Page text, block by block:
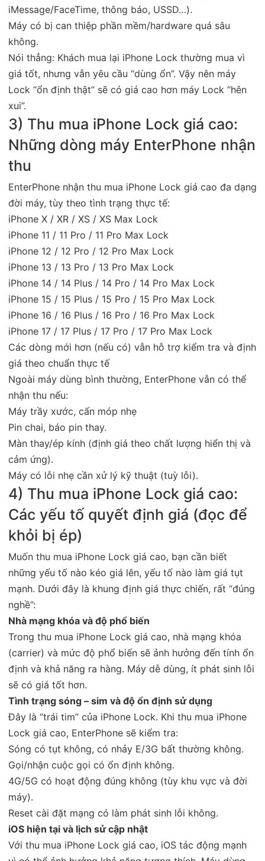
iMessage/FaceTime, thông báo, USSD…).
Máy có bị can thiệp phần mềm/hardware quá sâu
không.
Nói thẳng: Khách mua lại iPhone Lock thường mua vì
giá tốt, nhưng vẫn yêu cầu “dùng ổn”. Vậy nên máy
Lock “ổn định thật” sẽ có giá cao hơn máy Lock “hên
xui”.
3) Thu mua iPhone Lock giá cao:
Những dòng máy EnterPhone nhận
thu
EnterPhone nhận thu mua iPhone Lock giá cao đa dạng
đời máy, tùy theo tình trạng thực tế:
iPhone X / XR / XS / XS Max Lock
iPhone 11 / 11 Pro / 11 Pro Max Lock
iPhone 12 / 12 Pro / 12 Pro Max Lock
iPhone 13 / 13 Pro / 13 Pro Max Lock
iPhone 14 / 14 Plus / 14 Pro / 14 Pro Max Lock
iPhone 15 / 15 Plus / 15 Pro / 15 Pro Max Lock
iPhone 16 / 16 Plus / 16 Pro / 16 Pro Max Lock
iPhone 17 / 17 Plus / 17 Pro / 17 Pro Max Lock
Các dòng mới hơn (nếu có) vẫn hỗ trợ kiểm tra và định
giá theo chuẩn thực tế
Ngoài máy dùng bình thường, EnterPhone vẫn có thể
nhận thu nếu:
Máy trầy xước, cấn móp nhẹ
Pin chai, báo pin thay.
Màn thay/ép kính (định giá theo chất lượng hiển thị và
cảm ứng).
Máy có lỗi nhẹ cần xử lý kỹ thuật (tuỳ lỗi).
4) Thu mua iPhone Lock giá cao:
Các yếu tố quyết định giá (đọc để
khỏi bị ép)
Muốn thu mua iPhone Lock giá cao, bạn cần biết
những yếu tố nào kéo giá lên, yếu tố nào làm giá tụt
mạnh. Dưới đây là khung định giá thực chiến, rất “đúng
nghề”:
Nhà mạng khóa và độ phổ biến
Trong thu mua iPhone Lock giá cao, nhà mạng khóa
(carrier) và mức độ phổ biến sẽ ảnh hưởng đến tính ổn
định và khả năng ra hàng. Máy dễ dùng, ít phát sinh lỗi
sẽ có giá tốt hơn.
Tình trạng sóng – sim và độ ổn định sử dụng
Đây là “trái tim” của iPhone Lock. Khi thu mua iPhone
Lock giá cao, EnterPhone sẽ kiểm tra:
Sóng có tụt không, có nhảy E/3G bất thường không.
Gọi/nhận cuộc gọi có ổn định không.
4G/5G có hoạt động đúng không (tùy khu vực và đời
máy).
Reset cài đặt mạng có làm phát sinh lỗi không.
iOS hiện tại và lịch sử cập nhật
Với thu mua iPhone Lock giá cao, iOS tác động mạnh